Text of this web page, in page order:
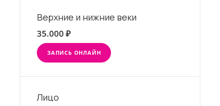
Верхние и нижние веки
35.000 ₽
ЗАПИСЬ ОНЛАЙН
Лицо